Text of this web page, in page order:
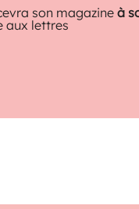
son magazineà
aux lettres